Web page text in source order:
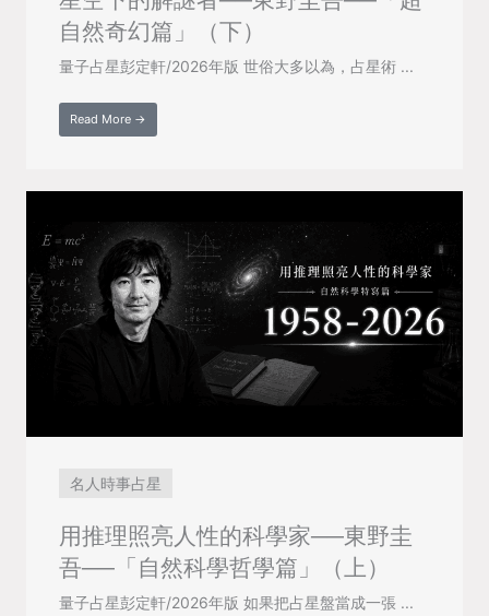
自然奇幻篇」（下）
量子占星彭定軒/2026年版 世俗大多以為，占星術 ...
Read More →
名人時事占星
用推理照亮人性的科學家──東野圭
吾──「自然科學哲學篇」（上）
量子占星彭定軒/2026年版 如果把占星盤當成一張 ...